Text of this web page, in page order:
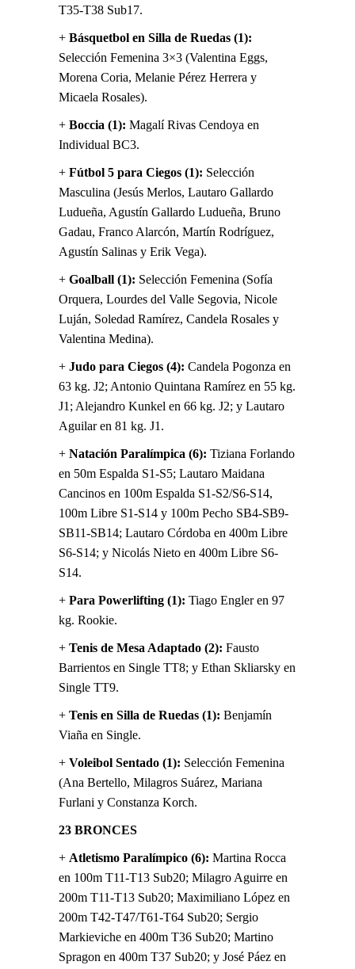
T35-T38 Sub17.
+ Básquetbol en Silla de Ruedas (1):
Selección Femenina 3×3 (Valentina Eggs,
Morena Coria, Melanie Pérez Herrera y
Micaela Rosales).
+ Boccia (1): Magalí Rivas Cendoya en
Individual BC3.
+ Fútbol 5 para Ciegos (1): Selección
Masculina (Jesús Merlos, Lautaro Gallardo
Ludueña, Agustín Gallardo Ludueña, Bruno
Gadau, Franco Alarcón, Martín Rodríguez,
Agustín Salinas y Erik Vega).
+ Goalball (1): Selección Femenina (Sofía
Orquera, Lourdes del Valle Segovia, Nicole
Luján, Soledad Ramírez, Candela Rosales y
Valentina Medina).
+ Judo para Ciegos (4): Candela Pogonza en
63 kg. J2; Antonio Quintana Ramírez en 55 kg.
J1; Alejandro Kunkel en 66 kg. J2; y Lautaro
Aguilar en 81 kg. J1.
+ Natación Paralímpica (6): Tiziana Forlando
en 50m Espalda S1-S5; Lautaro Maidana
Cancinos en 100m Espalda S1-S2/S6-S14,
100m Libre S1-S14 y 100m Pecho SB4-SB9-
SB11-SB14; Lautaro Córdoba en 400m Libre
S6-S14; y Nicolás Nieto en 400m Libre S6-
S14.
+ Para Powerlifting (1): Tiago Engler en 97
kg. Rookie.
+ Tenis de Mesa Adaptado (2): Fausto
Barrientos en Single TT8; y Ethan Skliarsky en
Single TT9.
+ Tenis en Silla de Ruedas (1): Benjamín
Viaña en Single.
+ Voleibol Sentado (1): Selección Femenina
(Ana Bertello, Milagros Suárez, Mariana
Furlani y Constanza Korch.
23 BRONCES
+ Atletismo Paralímpico (6): Martina Rocca
en 100m T11-T13 Sub20; Milagro Aguirre en
200m T11-T13 Sub20; Maximiliano López en
200m T42-T47/T61-T64 Sub20; Sergio
Markieviche en 400m T36 Sub20; Martino
Spragon en 400m T37 Sub20; y José Páez en